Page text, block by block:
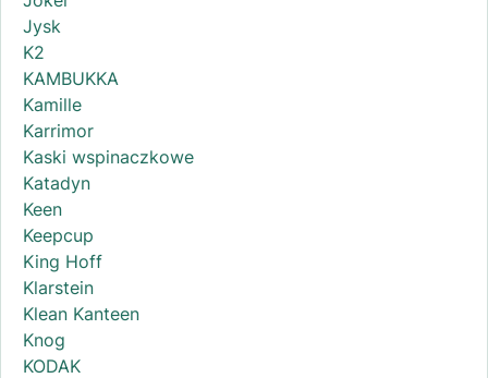
Jysk
K2
KAMBUKKA
Kamille
Karrimor
Kaski wspinaczkowe
Katadyn
Keen
Keepcup
King Hoff
Klarstein
Klean Kanteen
Knog
KODAK